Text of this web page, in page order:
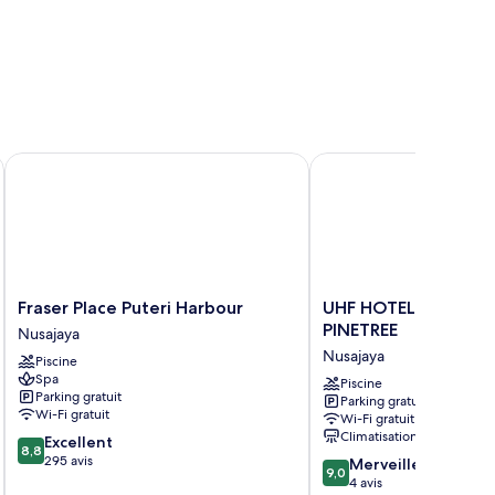
Fraser
Place
Puteri
Harbour
Nusajaya
Fraser Place Puteri Harbour
Nusajaya
Piscine
Spa
Parking gratuit
Wi-Fi gratuit
8.8
sur
8,8 Excellent
295 avis
Fraser Place Puteri Harbour
UHF
HOTELS
RESORTS
PINETREE
Nusajaya
UHF HOTELS &
PINETREE
Nusajaya
Piscine
Parking gratuit
Wi-Fi gratuit
Climatisation
9.0
sur
9,0 Merveilleux
4 avis
UHF HOTELS &